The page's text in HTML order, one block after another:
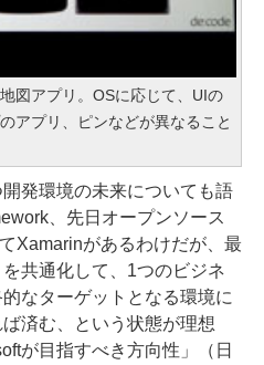
図アプリ。OSに応じて、UIの
アプリ、ピンなどが異なること
発環境の未来についても語
、先日オープンソース
Xamarinがあるわけだが、最
共通化して、1つのビジネ
なターゲットとなる環境に
済む、という状態が理想
が目指すべき方向性」（日